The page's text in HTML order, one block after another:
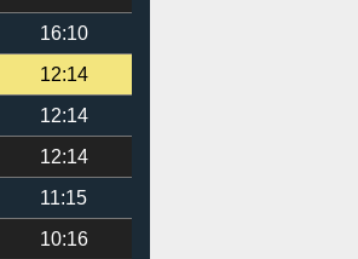
16:10
12:14
12:14
12:14
11:15
10:16